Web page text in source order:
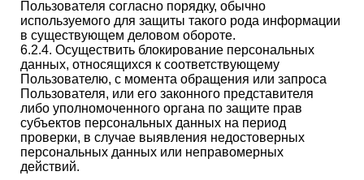
Пользователя согласно порядку, обычно
используемого для защиты такого рода информации
в существующем деловом обороте.
6.2.4. Осуществить блокирование персональных
данных, относящихся к соответствующему
Пользователю, с момента обращения или запроса
Пользователя, или его законного представителя
либо уполномоченного органа по защите прав
субъектов персональных данных на период
проверки, в случае выявления недостоверных
персональных данных или неправомерных
действий.